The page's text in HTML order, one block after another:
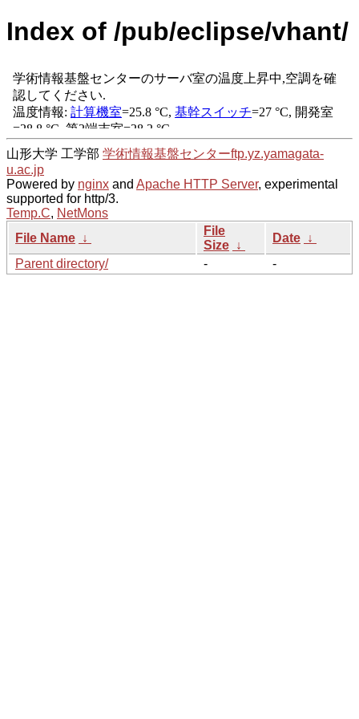
Index of /pub/eclipse/vhant/
山形大学 工学部 学術情報基盤センターftp.yz.yamagata-
u.ac.jp
Powered by nginx and Apache HTTP Server, experimental
supported for http/3.
Temp.C, NetMons
File Name ↓
File
Size ↓
Date ↓
Parent directory/
- -